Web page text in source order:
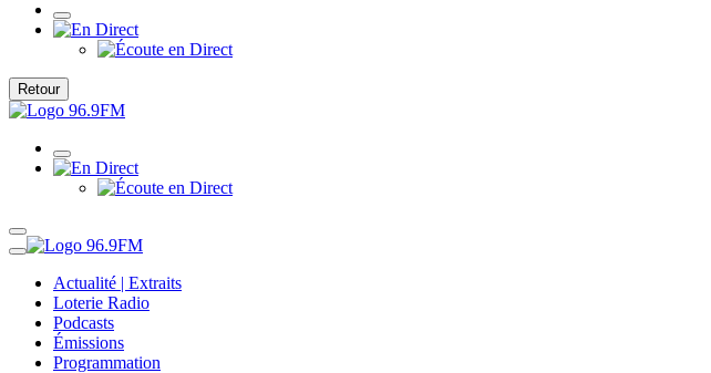
Retour
Actualité | Extraits
Loterie Radio
Podcasts
Émissions
Programmation